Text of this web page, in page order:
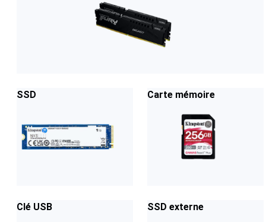
SSD Carte mémoire
Clé USB SSD externe